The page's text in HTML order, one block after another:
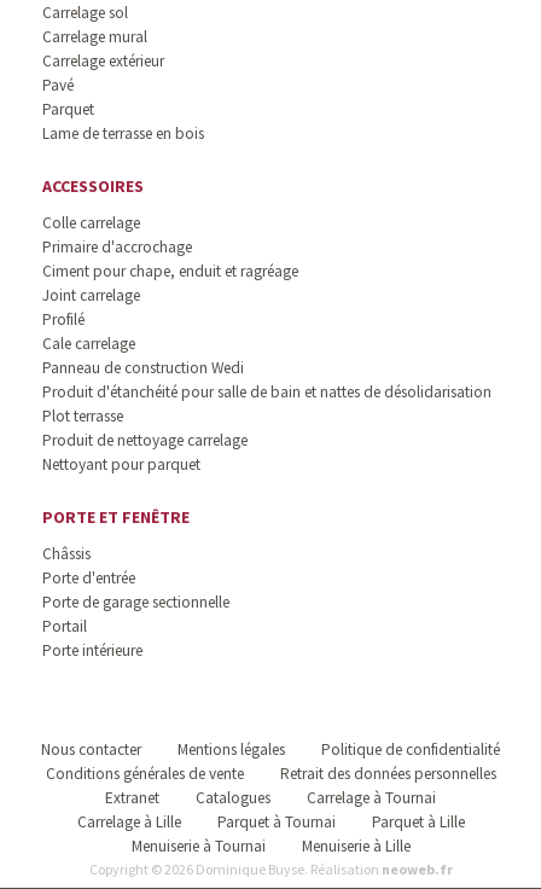
Carrelage sol
Carrelage mural
Carrelage extérieur
Pavé
Parquet
Lame de terrasse en bois
ACCESSOIRES
Colle carrelage
Primaire d'accrochage
Ciment pour chape, enduit et ragréage
Joint carrelage
Profilé
Cale carrelage
Panneau de construction Wedi
Produit d'étanchéité pour salle de bain et nattes de désolidarisation
Plot terrasse
Produit de nettoyage carrelage
Nettoyant pour parquet
PORTE ET FENÊTRE
Châssis
Porte d'entrée
Porte de garage sectionnelle
Portail
Porte intérieure
Nous contacter Mentions légales
Politique de confidentialité
Conditions générales de vente
Retrait des données personnelles
Extranet
Catalogues
Carrelage à Tournai
Carrelage à Lille
Parquet à Tournai
Parquet à Lille
Menuiserie à Tournai
Menuiserie à Lille
Copyright © 2026 Dominique Buyse. Réalisation neoweb.fr